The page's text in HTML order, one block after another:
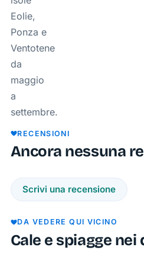
Eolie,
Ponza e
Ventotene
da
maggio
a
settembre.
RECENSIONI
Ancora nessuna
Scrivi una recensione
DA VEDERE QUI VICINO
Cale e spiagge
Piscine
Naturali
La
Torretta
La Cala